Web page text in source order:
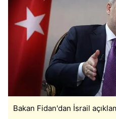
Bakan Fidan'dan İsrail